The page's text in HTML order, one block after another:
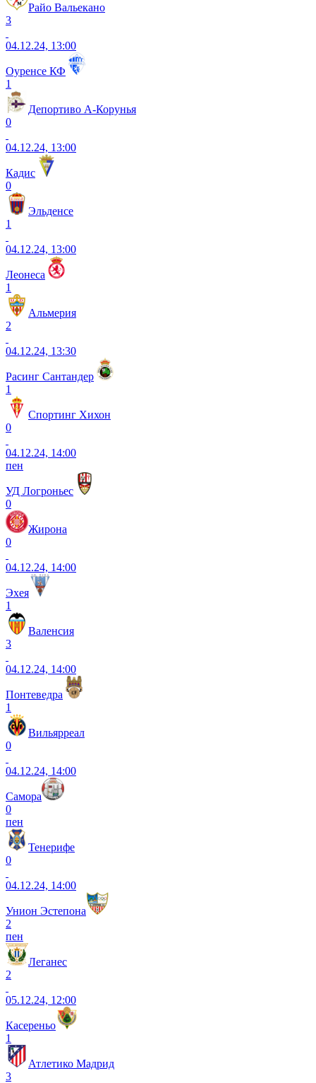
Райо Вальекано
3
04.12.24, 13:00
Оуренсе КФ
1
Депортиво А-Корунья
0
04.12.24, 13:00
Кадис
0
Эльденсе
1
04.12.24, 13:00
Леонеса
1
Альмерия
2
04.12.24, 13:30
Расинг Сантандер
1
Спортинг Хихон
0
04.12.24, 14:00
пен
УД Логроньес
0
Жирона
0
04.12.24, 14:00
Эхея
1
Валенсия
3
04.12.24, 14:00
Понтеведра
1
Вильярреал
0
04.12.24, 14:00
Самора
0
пен
Тенерифе
0
04.12.24, 14:00
Унион Эстепона
2
пен
Леганес
2
05.12.24, 12:00
Касереньо
1
Атлетико Мадрид
3